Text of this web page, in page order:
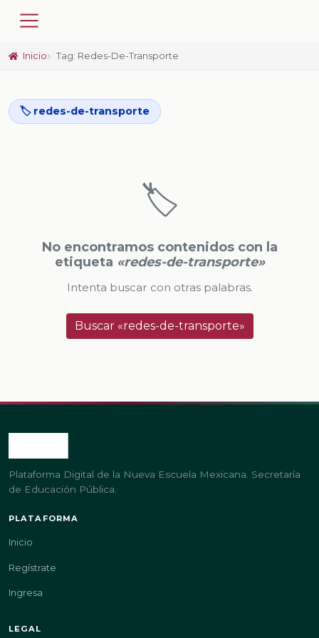
Inicio Tag: Redes-De-Transporte
🏷️ redes-de-transporte
🏷️
No encontramos contenidos con la
etiqueta «redes-de-transporte»
Intenta buscar con otras palabras.
Buscar «redes-de-transporte»
Plataforma Digital de la Nueva Escuela Mexicana. Secretaría
de Educación Pública.
PLATAFORMA
Inicio
Regístrate
Ingresa
LEGAL